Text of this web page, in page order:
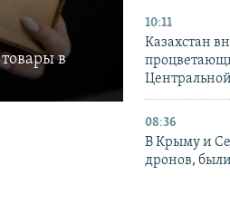
в
10:11
Казахстан
08:36
В Крыму и
дронов,